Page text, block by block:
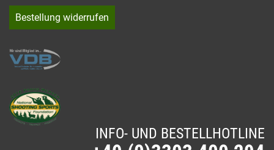
Bestellung widerrufen
INFO- UND BESTELLHOTLINE